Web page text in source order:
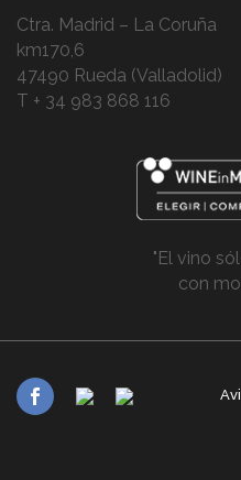
Ctra. Madrid – La Coruña
km170,6
47490 Rueda (Valladolid)
T + 34 983 868 116
"El vino
con